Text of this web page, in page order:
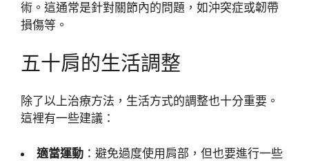
術。這通常是針對關節內的問題，如沖突症或韌帶
損傷等。
五十肩的生活調整
除了以上治療方法，生活方式的調整也十分重要。
這裡有一些建議：
適當運動 ：避免過度使用肩部，但也要進行一些